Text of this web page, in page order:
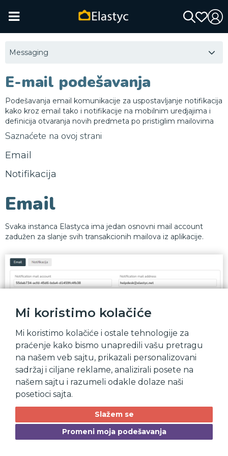
Mi koristimo kolačiće
Mi koristimo kolačiće i ostale tehnologije za
praćenje kako bismo unapredili vašu pretragu
na našem veb sajtu, prikazali personalizovani
sadržaj i ciljane reklame, analizirali posete na
našem sajtu i razumeli odakle dolaze naši
posetioci sajta.
Slažem se
Promeni moja podešavanja
Messaging
E-mail podešavanja
Podešavanja email komunikacije za uspostavljanje notifikacija
kako kroz email tako i notifikacije na mobilnim uredjajima i
definicija otvaranja novih predmeta po pristiglim mailovima
Saznaćete na ovoj strani
Email
Notifikacija
Email
Svaka instanca Elastyca ima jedan osnovni mail account
zadužen za slanje svih transakcionih mailova iz aplikacije.